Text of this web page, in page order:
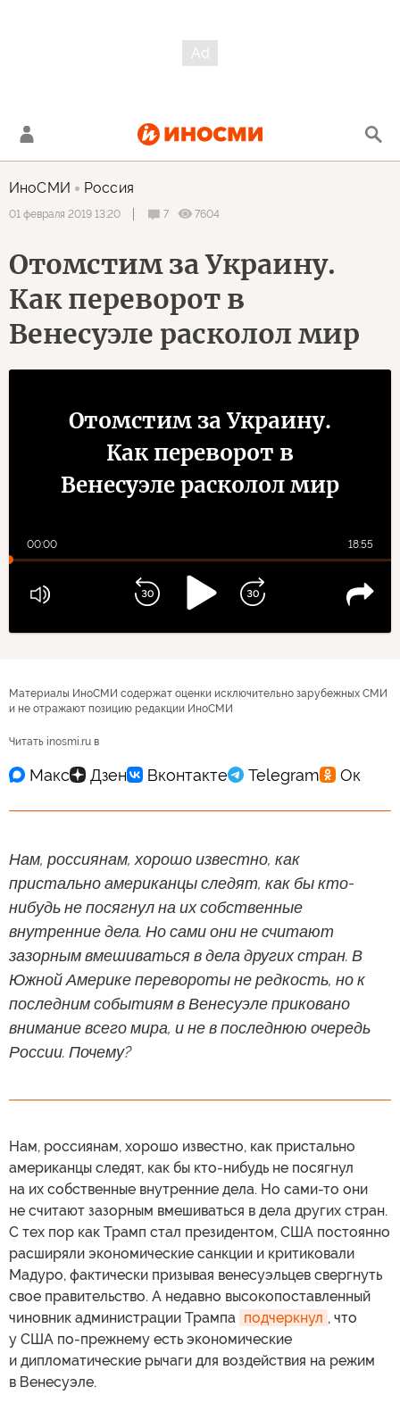
ИноСМИ Россия
01 февраля 2019 13:20 7 7604
Отомстим за Украину.
Как переворот в
Венесуэле расколол мир
Отомстим за Украину.
Как переворот в
Венесуэле расколол мир
00:00 18:55
Материалы ИноСМИ содержат оценки исключительно зарубежных СМИ
и не отражают позицию редакции ИноСМИ
Читать inosmi.ru в
Нам, россиянам, хорошо известно, как
пристально американцы следят, как бы кто-
нибудь не посягнул на их собственные
внутренние дела. Но сами они не считают
зазорным вмешиваться в дела других стран. В
Южной Америке перевороты не редкость, но к
последним событиям в Венесуэле приковано
внимание всего мира, и не в последнюю очередь
России. Почему?
Нам, россиянам, хорошо известно, как пристально
американцы следят, как бы кто-нибудь не посягнул
на их собственные внутренние дела. Но сами-то они
не считают зазорным вмешиваться в дела других стран.
С тех пор как Трамп стал президентом, США постоянно
расширяли экономические санкции и критиковали
Мадуро, фактически призывая венесуэльцев свергнуть
свое правительство. А недавно высокопоставленный
чиновник администрации Трампа подчеркнул , что
у США по-прежнему есть экономические
и дипломатические рычаги для воздействия на режим
в Венесуэле.